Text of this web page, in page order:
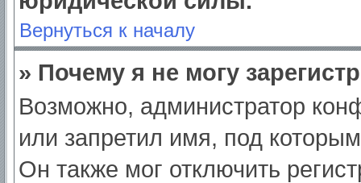
Вернуться к началу
» Почему я не могу
Возможно, администратор
или запретил имя, под
Он также мог отключить